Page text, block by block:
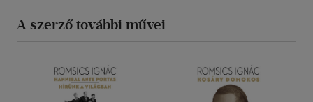
A szerző további művei